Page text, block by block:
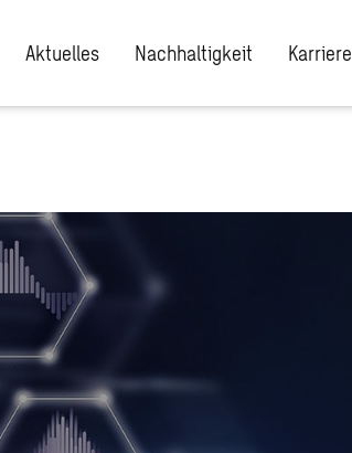
Aktuelles Nachhaltigkeit Karriere